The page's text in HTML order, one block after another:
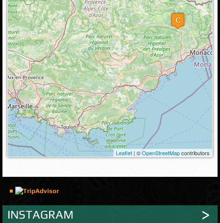
Leaflet | ©OpenStreetMapcontributors
INSTAGRAM